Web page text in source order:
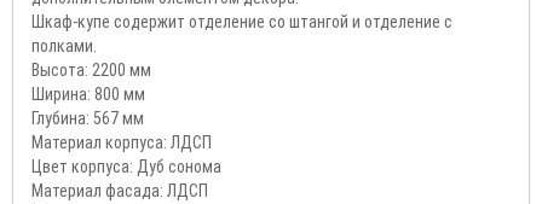
Шкаф-купе содержит отделение со штангой и отделение с
полками.
Высота: 2200 мм
Ширина: 800 мм
Глубина: 567 мм
Материал корпуса: ЛДСП
Цвет корпуса: Дуб сонома
Материал фасада: ЛДСП